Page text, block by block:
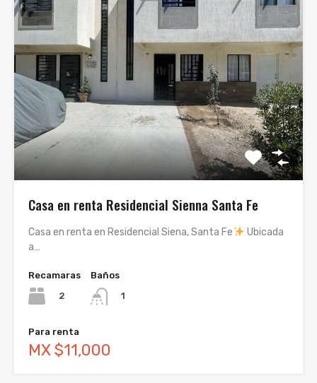
Casa en renta Residencial Sienna Santa Fe
Casa en renta en Residencial Siena, Santa Fe
Ubicada
a…
Recamaras
2
Baños
1
Para renta
MX $11,000